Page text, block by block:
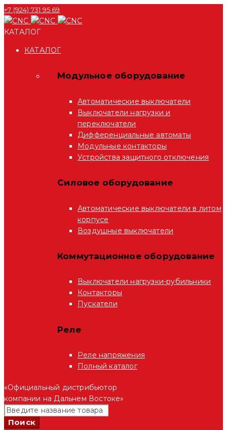
+7 (924) 731 95 69
КАТАЛОГ
КАТАЛОГ
Модульное оборудование
Автоматические выключатели
Выключатели нагрузки и
переключатели
Дифференциальные автоматы
Модульные контакторы
Устройства защитного отключения
Силовое оборудование
Автоматические выключатели в литом
корпусе
Воздушные выключатели
Коммутационное оборудование
Выключатели нагрузки-рубильники
Контакторы
Пускатели
Реле
Реле напряжения
Полный каталог
«Официальный дистрибьютор
компании на Дальнем Востоке»